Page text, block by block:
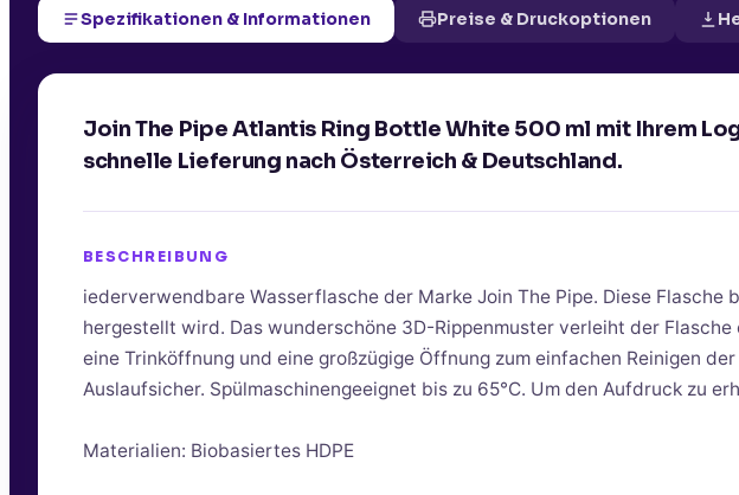
Spezifikationen & Informationen Preise & Druckoptionen
Join The Pipe Atlantis Ring Bottle White 500 ml mit Ihrem
schnelle Lieferung nach Österreich & Deutschland.
BESCHREIBUNG
iederverwendbare Wasserflasche der Marke Join The Pipe. Diese
hergestellt wird. Das wunderschöne 3D-Rippenmuster verleiht der
eine Trinköffnung und eine großzügige Öffnung zum einfachen Reinigen
Auslaufsicher. Spülmaschinengeeignet bis zu 65°C. Um den Aufdruck zu
Materialien: Biobasiertes HDPE